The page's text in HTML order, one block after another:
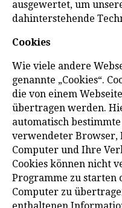
ausgewertet, um
dahinterstehende
Cookies
Wie viele andere
genannte „Cookies“.
die von einem
übertragen werden.
automatisch
verwendeter Browser,
Computer und Ihre
Cookies können nicht
Programme zu starten
Computer zu